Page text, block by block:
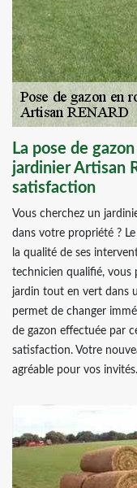
La pose de
jardinier Artisan
satisfaction
Vous cherchez un
dans votre propriété ?
la qualité de ses
technicien qualifié, vous
jardin tout en vert dans
permet de changer
de gazon effectuée par
satisfaction. Votre
agréable pour vos invités.